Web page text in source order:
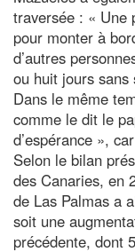
traversée : « Une
pour monter à
d’autres
ou huit jours
Dans le même
comme le dit le
d’espérance »,
Selon le bilan
des Canaries, en
de Las Palmas a
soit une
précédente, dont